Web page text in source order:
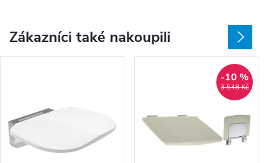
Zákazníci také nakoupili
3 548 Kč
-10 %